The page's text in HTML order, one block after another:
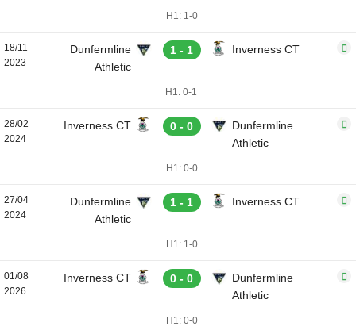
H1: 1-0
18/11
2023
Dunfermline
Athletic
1 - 1 Inverness CT
H1: 0-1
28/02
2024
Inverness CT 0 - 0
Dunfermline
Athletic
H1: 0-0
27/04
2024
Dunfermline
Athletic
1 - 1 Inverness CT
H1: 1-0
01/08
2026
Inverness CT 0 - 0
Dunfermline
Athletic
H1: 0-0